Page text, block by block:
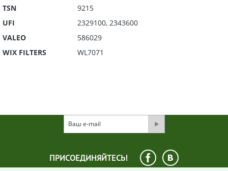
TSN
9215
UFI
2329100, 2343600
VALEO
586029
WIX FILTERS
WL7071
ПРИСОЕДИНЯЙТЕСЬ!